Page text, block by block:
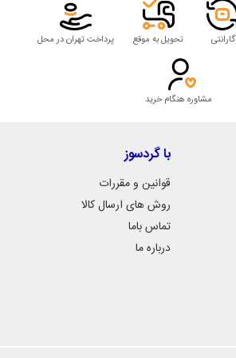
گارانتی تحویل به موقع پرداخت تهران در محل
مشاوره هنگام خرید
با گردسوز
قوانین و مقررات
روش های ارسال کالا
تماس باما
درباره ما